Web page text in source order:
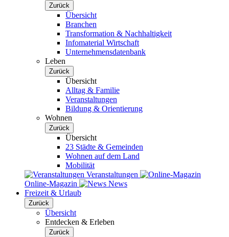
Zurück
Übersicht
Branchen
Transformation & Nachhaltigkeit
Infomaterial Wirtschaft
Unternehmensdatenbank
Leben
Zurück
Übersicht
Alltag & Familie
Veranstaltungen
Bildung & Orientierung
Wohnen
Zurück
Übersicht
23 Städte & Gemeinden
Wohnen auf dem Land
Mobilität
Veranstaltungen
Online-Magazin
News
Freizeit & Urlaub
Zurück
Übersicht
Entdecken & Erleben
Zurück